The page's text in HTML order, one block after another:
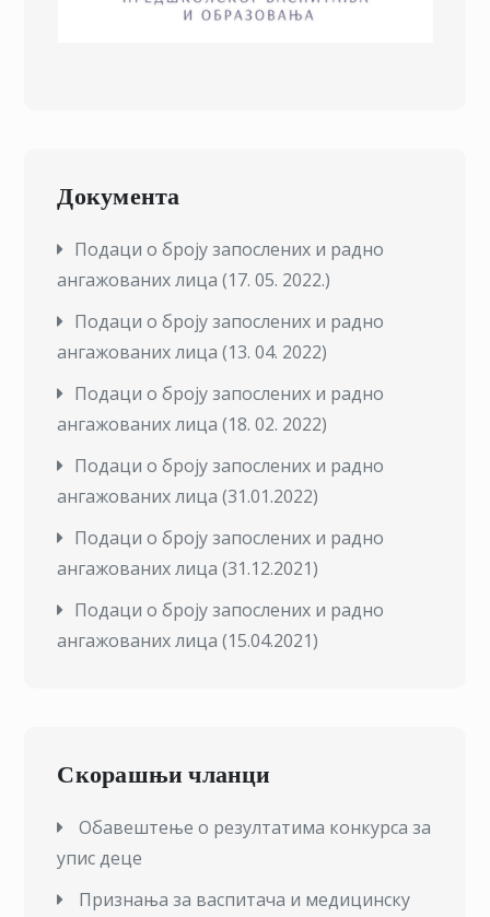
Документа
Подаци о броју запослених и радно
ангажованих лица (17. 05. 2022.)
Подаци о броју запослених и радно
ангажованих лица (13. 04. 2022)
Подаци о броју запослених и радно
ангажованих лица (18. 02. 2022)
Подаци о броју запослених и радно
ангажованих лица (31.01.2022)
Подаци о броју запослених и радно
ангажованих лица (31.12.2021)
Подаци о броју запослених и радно
ангажованих лица (15.04.2021)
Скорашњи чланци
Обавештење о резултатима конкурса за
упис деце
Признања за васпитача и медицинску